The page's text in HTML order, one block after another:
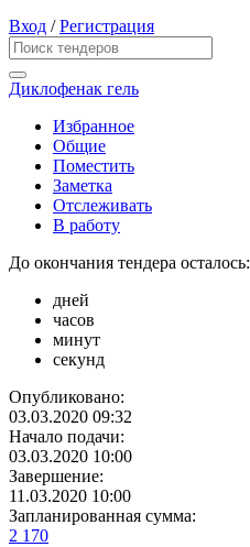
Вход /Регистрация
Диклофенак гель
Избранное
Общие
Поместить
Заметка
Отслеживать
В работу
До окончания тендера осталось:
дней
часов
минут
секунд
Опубликовано:
03.03.2020 09:32
Начало подачи:
03.03.2020 10:00
Завершение:
11.03.2020 10:00
Запланированная сумма:
2 170